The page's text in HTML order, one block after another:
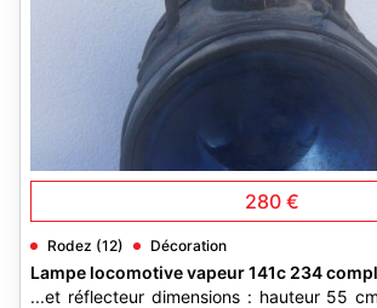
280 €
Rodez (12) Décoration
Lampe locomotive vapeur 141c 234
...et réflecteur dimensions : hauteur 55